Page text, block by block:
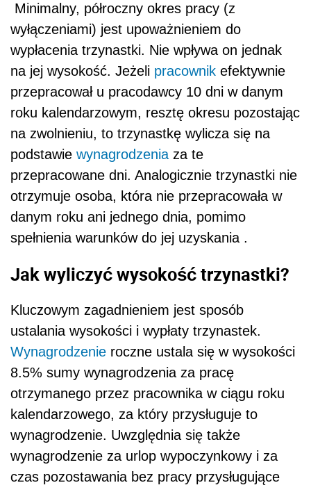
Minimalny, półroczny okres pracy (z
wyłączeniami) jest upoważnieniem do
wypłacenia trzynastki. Nie wpływa on jednak
na jej wysokość. Jeżeli pracownik efektywnie
przepracował u pracodawcy 10 dni w danym
roku kalendarzowym, resztę okresu pozostając
na zwolnieniu, to trzynastkę wylicza się na
podstawie wynagrodzenia za te
przepracowane dni. Analogicznie trzynastki nie
otrzymuje osoba, która nie przepracowała w
danym roku ani jednego dnia, pomimo
spełnienia warunków do jej uzyskania .
Jak wyliczyć wysokość trzynastki?
Kluczowym zagadnieniem jest sposób
ustalania wysokości i wypłaty trzynastek.
Wynagrodzenie roczne ustala się w wysokości
8.5% sumy wynagrodzenia za pracę
otrzymanego przez pracownika w ciągu roku
kalendarzowego, za który przysługuje to
wynagrodzenie. Uwzględnia się także
wynagrodzenie za urlop wypoczynkowy i za
czas pozostawania bez pracy przysługujące